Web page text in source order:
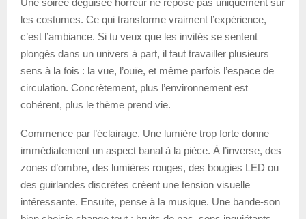
les costumes. Ce qui transforme vraiment l’expérience,
c’est l’ambiance. Si tu veux que les invités se sentent
plongés dans un univers à part, il faut travailler plusieurs
sens à la fois : la vue, l’ouïe, et même parfois l’espace de
circulation. Concrètement, plus l’environnement est
cohérent, plus le thème prend vie.
Commence par l’éclairage. Une lumière trop forte donne
immédiatement un aspect banal à la pièce. À l’inverse, des
zones d’ombre, des lumières rouges, des bougies LED ou
des guirlandes discrètes créent une tension visuelle
intéressante. Ensuite, pense à la musique. Une bande-son